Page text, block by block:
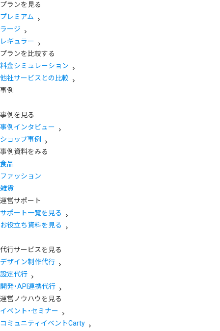
プランを見る
プレミアム
ラージ
レギュラー
プランを比較する
料金シミュレーション
他社サービスとの比較
事例
事例を見る
事例インタビュー
ショップ事例
事例資料をみる
食品
ファッション
雑貨
運営サポート
サポート一覧を見る
お役立ち資料を見る
代行サービスを見る
デザイン制作代行
設定代行
開発・API連携代行
運営ノウハウを見る
イベント・セミナー
コミュニティイベントCarty